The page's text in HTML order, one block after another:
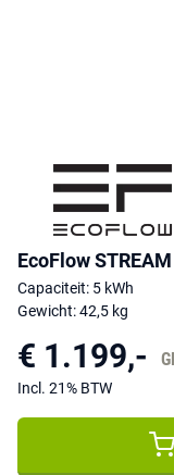
De behuizing is
worden geplaatst in
EcoFlow
Capaciteit: 5 kWh
Gewicht: 42,5 kg
€ 1.199,-
Incl. 21% BTW